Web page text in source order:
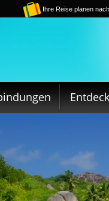
Ihre Reise planen